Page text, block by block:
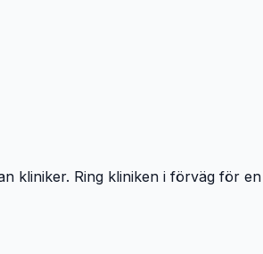
kliniker. Ring kliniken i förväg för